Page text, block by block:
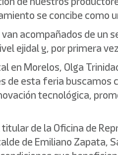
se concibe
acompañados de
ejidal y, por primera
en Morelos, Olga
de esta feria
tecnológica,
de la Oficina de
de Emiliano Zapata,